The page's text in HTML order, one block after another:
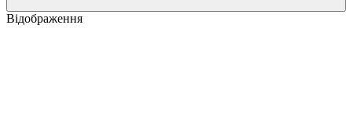
Відображення